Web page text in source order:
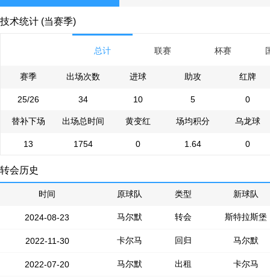
技术统计 (当赛季)
总计 联赛 杯赛
赛季 出场次数 进球 助攻 红牌
25/26 34 10 5 0
替补下场 出场总时间 黄变红 场均积分 乌龙球
13 1754 0 1.64 0
转会历史
时间 原球队 类型 新球队
2024-08-23 马尔默 转会 斯特拉斯堡
2022-11-30 卡尔马 回归 马尔默
2022-07-20 马尔默 出租 卡尔马